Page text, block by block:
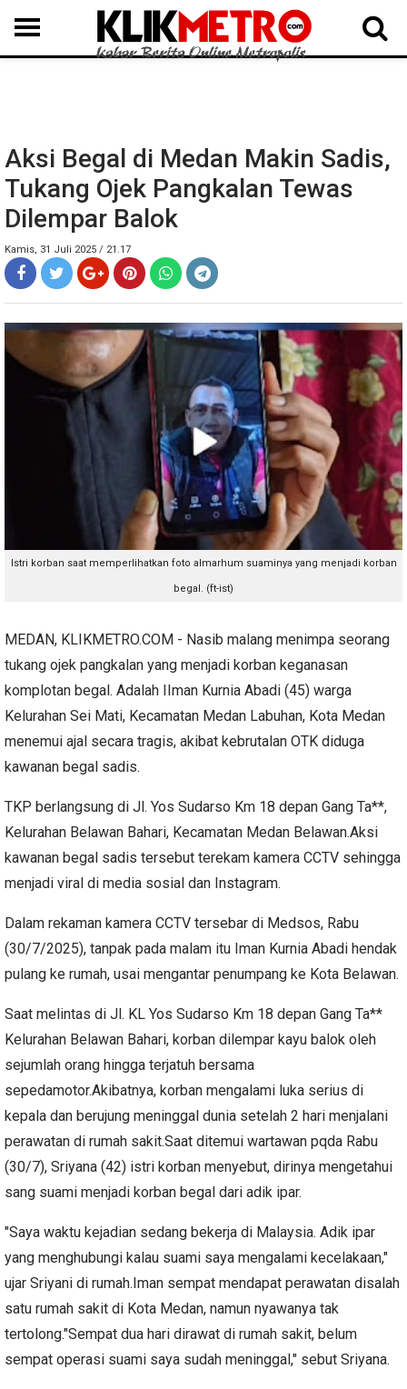
MEDAN LANGKAT DAIRI SAMOSIR TAPUT BATUBARA DELISERDANG
Aksi Begal di Medan Makin Sadis,
Tukang Ojek Pangkalan Tewas
Dilempar Balok
Kamis, 31 Juli 2025 / 21.17
Istri korban saat memperlihatkan foto almarhum suaminya yang menjadi korban
begal. (ft-ist)
MEDAN, KLIKMETRO.COM - Nasib malang menimpa seorang
tukang ojek pangkalan yang menjadi korban keganasan
komplotan begal. Adalah IIman Kurnia Abadi (45) warga
Kelurahan Sei Mati, Kecamatan Medan Labuhan, Kota Medan
menemui ajal secara tragis, akibat kebrutalan OTK diduga
kawanan begal sadis.
TKP berlangsung di Jl. Yos Sudarso Km 18 depan Gang Ta**,
Kelurahan Belawan Bahari, Kecamatan Medan Belawan.Aksi
kawanan begal sadis tersebut terekam kamera CCTV sehingga
menjadi viral di media sosial dan Instagram.
Dalam rekaman kamera CCTV tersebar di Medsos, Rabu
(30/7/2025), tanpak pada malam itu Iman Kurnia Abadi hendak
pulang ke rumah, usai mengantar penumpang ke Kota Belawan.
Saat melintas di Jl. KL Yos Sudarso Km 18 depan Gang Ta**
Kelurahan Belawan Bahari, korban dilempar kayu balok oleh
sejumlah orang hingga terjatuh bersama
sepedamotor.Akibatnya, korban mengalami luka serius di
kepala dan berujung meninggal dunia setelah 2 hari menjalani
perawatan di rumah sakit.Saat ditemui wartawan pqda Rabu
(30/7), Sriyana (42) istri korban menyebut, dirinya mengetahui
sang suami menjadi korban begal dari adik ipar.
"Saya waktu kejadian sedang bekerja di Malaysia. Adik ipar
yang menghubungi kalau suami saya mengalami kecelakaan,"
ujar Sriyani di rumah.Iman sempat mendapat perawatan disalah
satu rumah sakit di Kota Medan, namun nyawanya tak
tertolong."Sempat dua hari dirawat di rumah sakit, belum
sempat operasi suami saya sudah meninggal," sebut Sriyana.